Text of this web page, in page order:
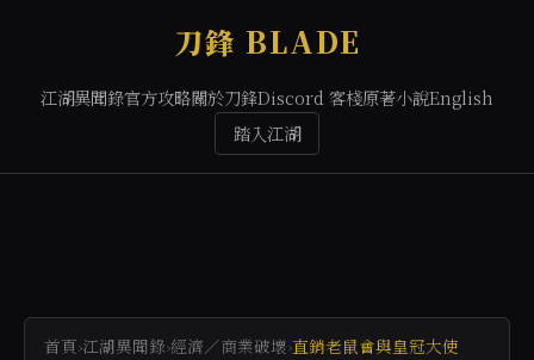
刀鋒 BLADE
江湖異聞錄官方攻略關於刀鋒Discord 客棧原著小說English
踏入江湖
首頁›江湖異聞錄›經濟／商業破壞›直銷老鼠會與皇冠大使